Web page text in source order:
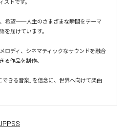
ストです。
希望──人生のさまざまな瞬間をテーマ
を届けています。
ロディ、シネマティックなサウンドを融合
る作品を制作。
できる音楽」を信念に、世界へ向けて楽曲